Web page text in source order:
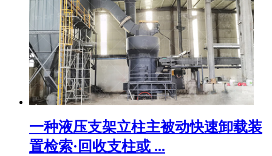
一种液压支架立柱主被动快速卸载装
置检索·回收支柱或 ...